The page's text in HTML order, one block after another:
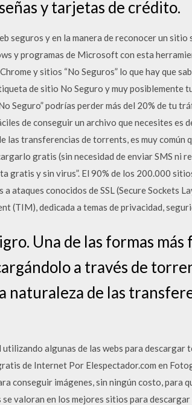
y tarjetas de crédito.
seguros y en la manera de reconocer un sitio
y programas de Microsoft con esta
y sitios “No Seguros” lo que hay que
de sitio No Seguro y muy posiblemente
Seguro” podrías perder más del 20% de tu
de conseguir un archivo que necesites es
transferencias de torrents, es muy común
gratis (sin necesidad de enviar SMS ni
y sin virus”. El 90% de los 200.000
ataques conocidos de SSL (Secure Sockets
dedicada a temas de privacidad,
Una de las formas más
a través de
naturaleza de las
algunas de las webs para descargar
de Internet Por Elespectador.com en
conseguir imágenes, sin ningún costo, para
valoran en los mejores sitios para